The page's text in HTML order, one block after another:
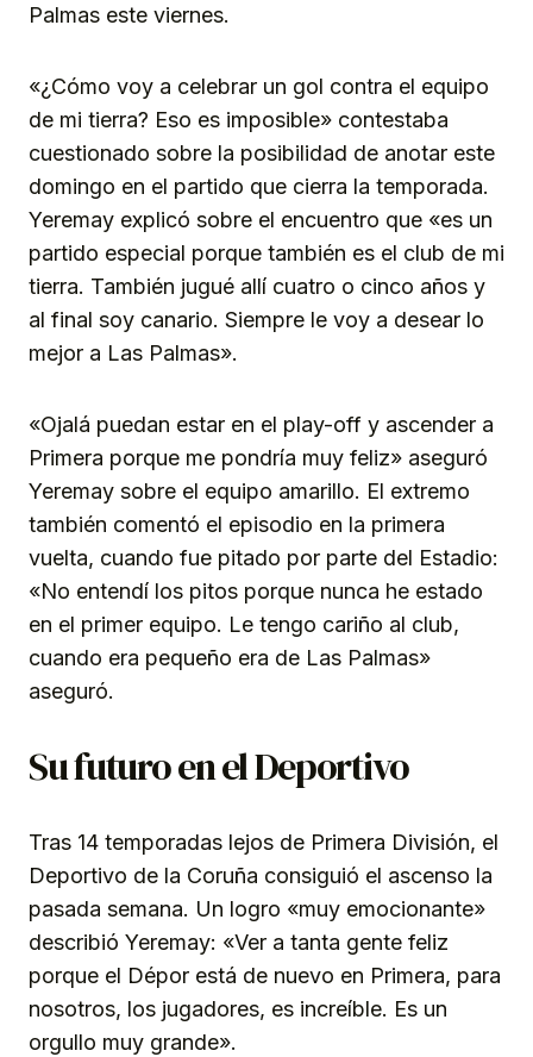
Palmas este viernes.
«¿Cómo voy a celebrar un gol contra el equipo
de mi tierra? Eso es imposible» contestaba
cuestionado sobre la posibilidad de anotar este
domingo en el partido que cierra la temporada.
Yeremay explicó sobre el encuentro que «es un
partido especial porque también es el club de mi
tierra. También jugué allí cuatro o cinco años y
al final soy canario. Siempre le voy a desear lo
mejor a Las Palmas».
«Ojalá puedan estar en el play-off y ascender a
Primera porque me pondría muy feliz» aseguró
Yeremay sobre el equipo amarillo. El extremo
también comentó el episodio en la primera
vuelta, cuando fue pitado por parte del Estadio:
«No entendí los pitos porque nunca he estado
en el primer equipo. Le tengo cariño al club,
cuando era pequeño era de Las Palmas»
aseguró.
Su futuro en el Deportivo
Tras 14 temporadas lejos de Primera División, el
Deportivo de la Coruña consiguió el ascenso la
pasada semana. Un logro «muy emocionante»
describió Yeremay: «Ver a tanta gente feliz
porque el Dépor está de nuevo en Primera, para
nosotros, los jugadores, es increíble. Es un
orgullo muy grande».